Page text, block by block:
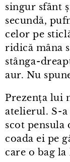
singur sfânt
secundă,
celor pe
ridică mâna
stânga⁠-⁠
aur. Nu
Prezența lui
atelierul. S⁠-⁠
scot pensula
coada ei pe
care o bag la